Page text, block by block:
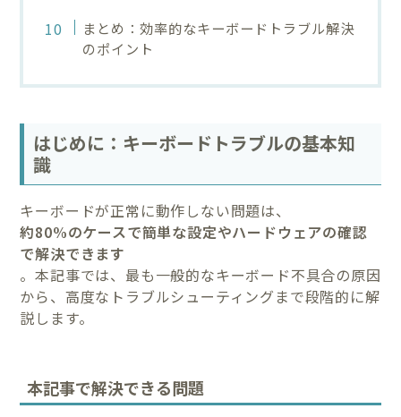
まとめ：効率的なキーボードトラブル解決
のポイント
はじめに：キーボードトラブルの基本知
識
キーボードが正常に動作しない問題は、
約80%のケースで簡単な設定やハードウェアの確認
で解決できます
。本記事では、最も一般的なキーボード不具合の原因
から、高度なトラブルシューティングまで段階的に解
説します。
本記事で解決できる問題